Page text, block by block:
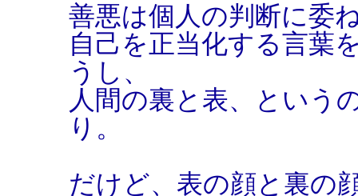
善悪は個人の判断に委
自己を正当化する言葉
うし、
人間の裏と表、という
り。
だけど、表の顔と裏の